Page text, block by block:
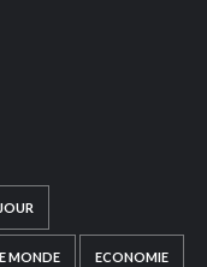
MONDE ECONOMIE